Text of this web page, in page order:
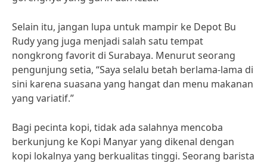
Selain itu, jangan lupa untuk mampir ke Depot Bu
Rudy yang juga menjadi salah satu tempat
nongkrong favorit di Surabaya. Menurut seorang
pengunjung setia, “Saya selalu betah berlama-lama di
sini karena suasana yang hangat dan menu makanan
yang variatif.”
Bagi pecinta kopi, tidak ada salahnya mencoba
berkunjung ke Kopi Manyar yang dikenal dengan
kopi lokalnya yang berkualitas tinggi. Seorang barista